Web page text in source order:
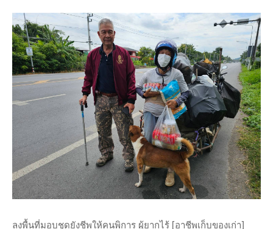
ลงพื้นที่มอบชุดยังชีพให้คนพิการ ผู้ยากไร้ [อาชีพเก็บของเก่า]